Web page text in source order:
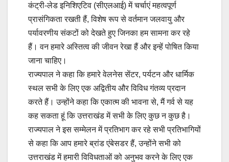
कंट्री-लेड इनिशिएटिव (सीएलआई) में चर्चाएं महत्वपूर्ण
प्रासंगिकता रखती हैं, विशेष रूप से वर्तमान जलवायु और
पर्यावरणीय संकटों को देखते हुए जिनका हम सामना कर रहे
हैं। वन हमारे अस्तित्व की जीवन रेखा हैं और इन्हें पोषित किया
जाना चाहिए।
राज्यपाल ने कहा कि हमारे वेलनेस सेंटर, पर्यटन और धार्मिक
स्थल सभी के लिए एक अद्वितीय और विविध गंतव्य प्रदान
करते हैं। उन्होंने कहा कि एकात्म की भावना से, मैं गर्व से यह
कह सकता हूं कि उत्तराखंड में सभी के लिए कुछ न कुछ है।
राज्यपाल ने इस सम्मेलन में प्रतिभाग कर रहे सभी प्रतिभागियों
से कहा कि आप हमारे ब्रांड एंबेसडर हैं, उन्होंने सभी को
उत्तराखंड में हमारी विविधताओं को अनुभव करने के लिए एक